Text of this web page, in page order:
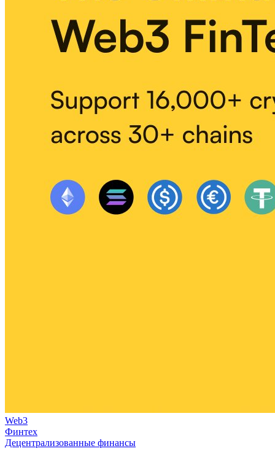
Web3
Финтех
Децентрализованные финансы